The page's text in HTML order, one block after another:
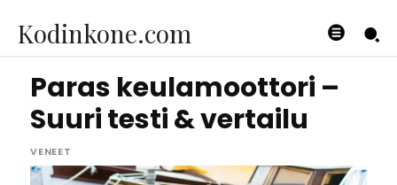
Kodinkone.com
Paras keulamoottori –
Suuri testi & vertailu
VENEET